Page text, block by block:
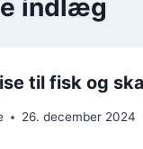
indlæg
til fisk og
26. december 2024